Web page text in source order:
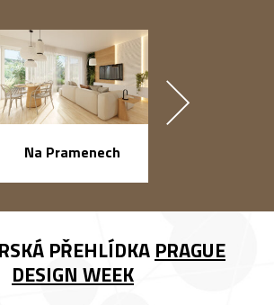
Na Pramenech
PŘEHLÍDKA PRAGUE
DESIGN WEEK